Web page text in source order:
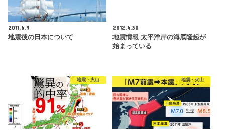
2011.6.9
地震後の日本について
2012.4.30
地震情報 太平洋岸の海底隆起が
始まっている
地震・火山 地震・火山